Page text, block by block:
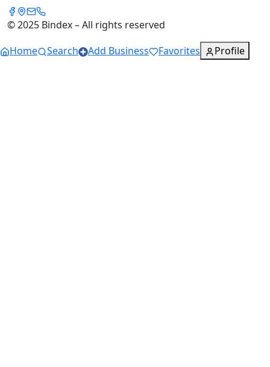
© 2025 Bindex – All rights reserved
Home
Search Add Business Favorites Profile